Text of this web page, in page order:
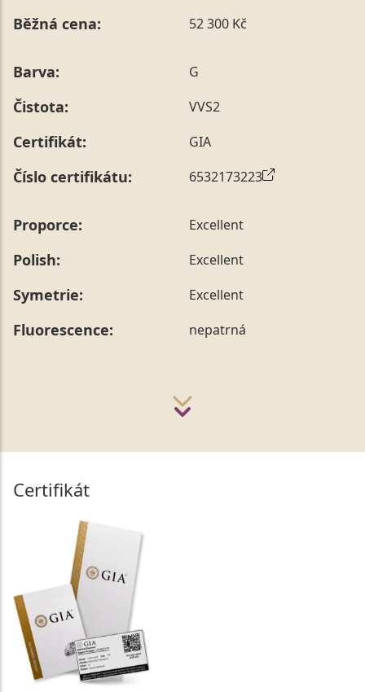
Běžná cena: 52 300 Kč
Barva: G
Čistota: VVS2
Certifikát: GIA
Číslo certifikátu: 6532173223
Proporce: Excellent
Polish: Excellent
Symetrie: Excellent
Fluorescence: nepatrná
Certifikát